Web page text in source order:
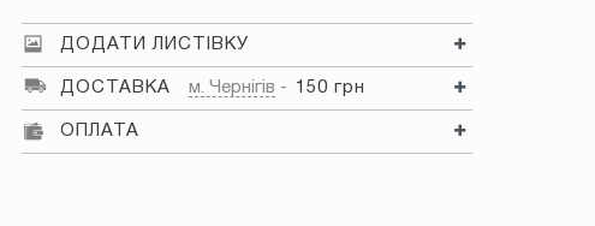
ДОДАТИ ЛИСТІВКУ
ДОСТАВКА м. Чернігів 150 грн
ОПЛАТА